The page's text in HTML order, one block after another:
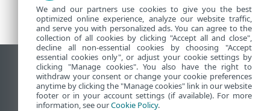
Se fullversjon av siden
End of Life
ESET Kunnskapsbase
We and our partners use cookies to give you the best
optimized online experience, analyze our website traffic,
and serve you with personalized ads. You can agree to the
collection of all cookies by clicking "Accept all and close",
decline all non-essential cookies by choosing "Accept
essential cookies only", or adjust your cookie settings by
clicking "Manage cookies". You also have the right to
withdraw your consent or change your cookie preferences
anytime by clicking the "Manage cookies" link in our website
footer or in your account settings (if available). For more
information, see ourCookie Policy.